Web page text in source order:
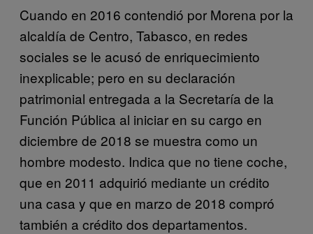
Cuando en 2016 contendió por Morena por la
alcaldía de Centro, Tabasco, en redes
sociales se le acusó de enriquecimiento
inexplicable; pero en su declaración
patrimonial entregada a la Secretaría de la
Función Pública al iniciar en su cargo en
diciembre de 2018 se muestra como un
hombre modesto. Indica que no tiene coche,
que en 2011 adquirió mediante un crédito
una casa y que en marzo de 2018 compró
también a crédito dos departamentos.